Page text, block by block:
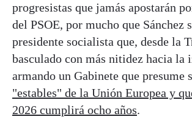
progresistas que jamás apostarán
del PSOE, por mucho que Sánchez
presidente socialista que, desde la
basculado con más nitidez hacia la
armando un Gabinete que presume
"estables" de la Unión Europea y
2026 cumplirá ocho años.